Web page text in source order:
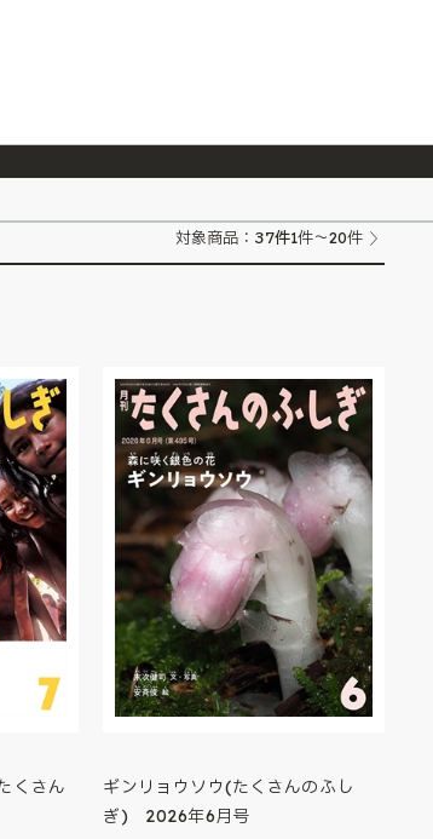
『ONE PIECE magazine 021 ONE PIECEカード付き同梱版』発売延期のご案内
対象商品： 37件1件～20件
くさん
ギンリョウソウ(たくさんのふし
ぎ) 2026年6月号